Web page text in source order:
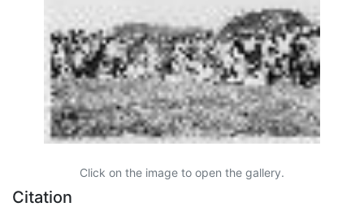
Click on the image to open the gallery.
Citation